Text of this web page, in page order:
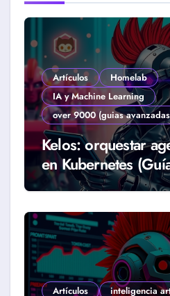
Artículos
Homelab
IA y Machine Learning
over 9000 (guias
Kelos: orquestar
en Kubernetes
2026)
Artículos
inteligencia